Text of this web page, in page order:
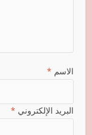
الاسم *
البريد الإلكتروني *